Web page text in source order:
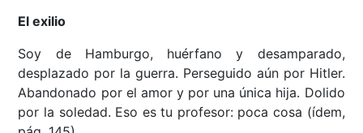
El exilio
Soy de Hamburgo, huérfano y desamparado,
desplazado por la guerra. Perseguido aún por Hitler.
Abandonado por el amor y por una única hija. Dolido
por la soledad. Eso es tu profesor: poca cosa (ídem,